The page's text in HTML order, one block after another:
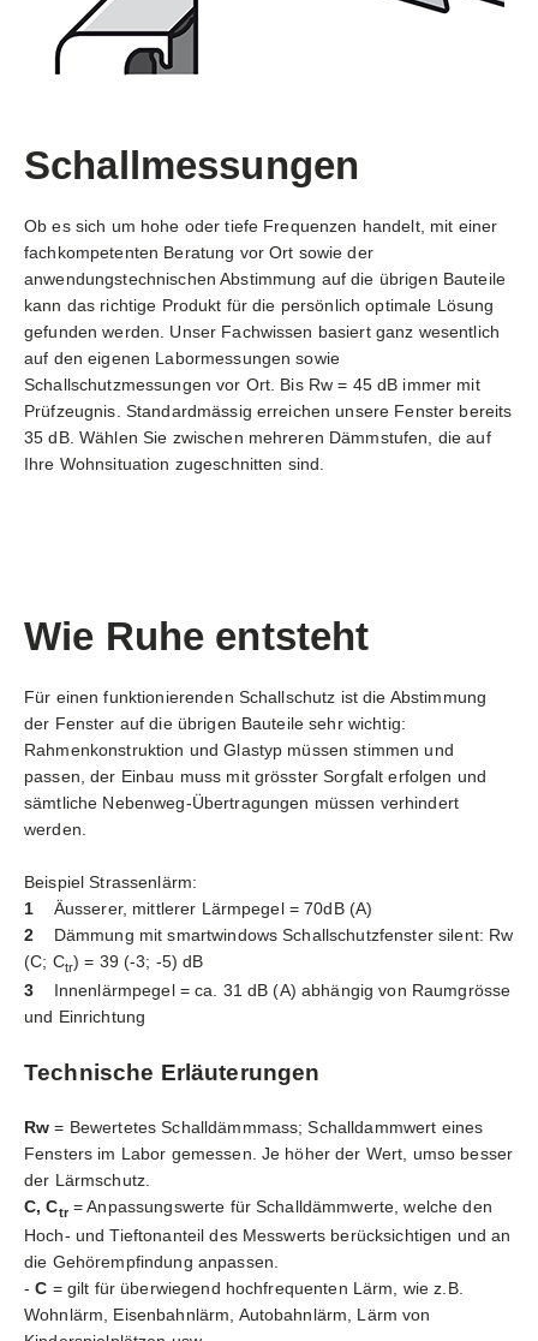
Schallmessungen
Ob es sich um hohe oder tiefe Frequenzen handelt, mit einer
fachkompetenten Beratung vor Ort sowie der
anwendungstechnischen Abstimmung auf die übrigen Bauteile
kann das richtige Produkt für die persönlich optimale Lösung
gefunden werden. Unser Fachwissen basiert ganz wesentlich
auf den eigenen Labormessungen sowie
Schallschutzmessungen vor Ort. Bis Rw = 45 dB immer mit
Prüfzeugnis. Standardmässig erreichen unsere Fenster bereits
35 dB. Wählen Sie zwischen mehreren Dämmstufen, die auf
Ihre Wohnsituation zugeschnitten sind.
Wie Ruhe entsteht
Für einen funktionierenden Schallschutz ist die Abstimmung
der Fenster auf die übrigen Bauteile sehr wichtig:
Rahmenkonstruktion und Glastyp müssen stimmen und
passen, der Einbau muss mit grösster Sorgfalt erfolgen und
sämtliche Nebenweg-Übertragungen müssen verhindert
werden.
Beispiel Strassenlärm:
1
Äusserer, mittlerer Lärmpegel = 70dB (A)
2
Dämmung mit smartwindows Schallschutzfenster silent: Rw
(C; Ctr) = 39 (-3; -5) dB
3
Innenlärmpegel = ca. 31 dB (A) abhängig von Raumgrösse
und Einrichtung
Technische Erläuterungen
Rw = Bewertetes Schalldämmmass; Schalldammwert eines
Fensters im Labor gemessen. Je höher der Wert, umso besser
der Lärmschutz.
C, Ctr= Anpassungswerte für Schalldämmwerte, welche den
Hoch- und Tieftonanteil des Messwerts berücksichtigen und an
die Gehörempfindung anpassen.
-C = gilt für überwiegend hochfrequenten Lärm, wie z.B.
Wohnlärm, Eisenbahnlärm, Autobahnlärm, Lärm von